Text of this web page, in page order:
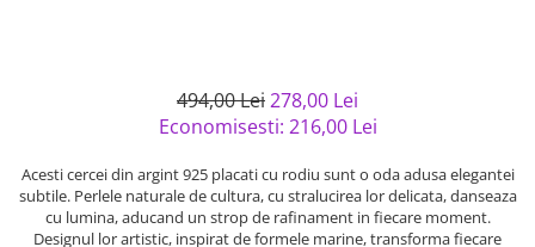
494,00 Lei278,00 Lei
Economisesti: 216,00 Lei
Acesti cercei din argint 925 placati cu rodiu sunt o oda adusa elegantei
subtile. Perlele naturale de cultura, cu stralucirea lor delicata, danseaza
cu lumina, aducand un strop de rafinament in fiecare moment.
Designul lor artistic, inspirat de formele marine, transforma fiecare